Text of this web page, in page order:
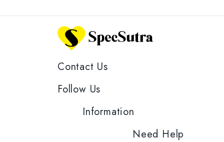
Contact Us
Follow Us
Information
Need Help